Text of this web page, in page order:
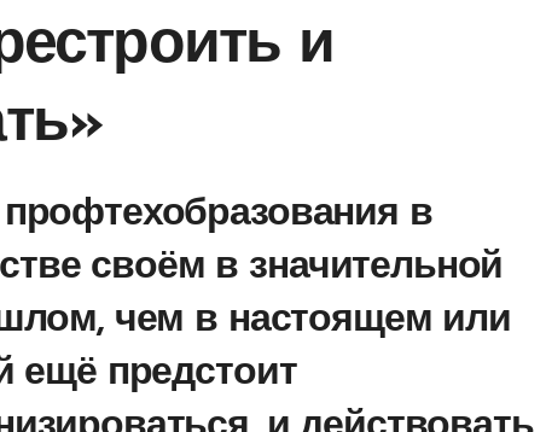
и
в
своём в значительной
чем в настоящем или
ещё предстоит